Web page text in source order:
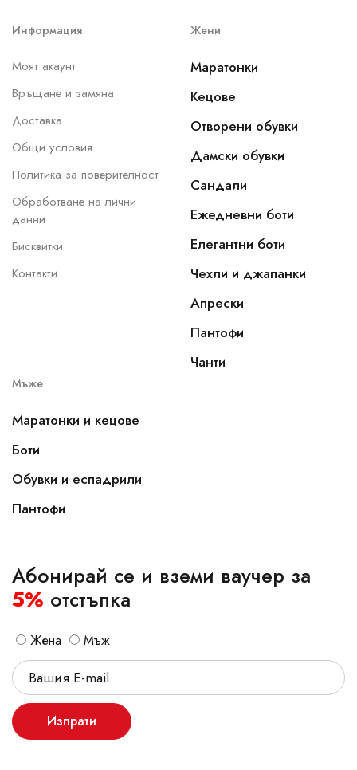
Информация
Моят акаунт
Връщане и замяна
Доставка
Общи условия
Политика за поверителност
Обработване на лични
данни
Бисквитки
Контакти
Жени
Маратонки
Кецове
Отворени обувки
Дамски обувки
Сандали
Ежедневни боти
Елегантни боти
Чехли и джапанки
Апрески
Пантофи
Чанти
Мъже
Маратонки и кецове
Боти
Обувки и еспадрили
Пантофи
Абонирай се и вземи ваучер за
5% отстъпка
Жена Мъж
Изпрати